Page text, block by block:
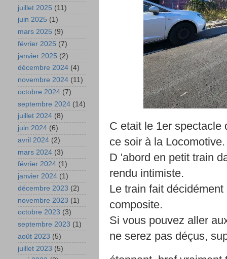
C etait le 1er spectacle
ce soir à la Locomotive.
D 'abord en petit train
rendu intimiste.
Le train fait
composite.
Si vous pouvez aller
ne serez pas déçus,
juillet 2025 (11)
juin 2025 (1)
mars 2025 (9)
février 2025 (7)
janvier 2025 (2)
décembre 2024 (4)
novembre 2024 (11)
octobre 2024 (7)
septembre 2024 (14)
juillet 2024 (8)
juin 2024 (6)
avril 2024 (2)
mars 2024 (3)
février 2024 (1)
janvier 2024 (1)
décembre 2023 (2)
novembre 2023 (1)
octobre 2023 (3)
septembre 2023 (1)
août 2023 (5)
juillet 2023 (5)